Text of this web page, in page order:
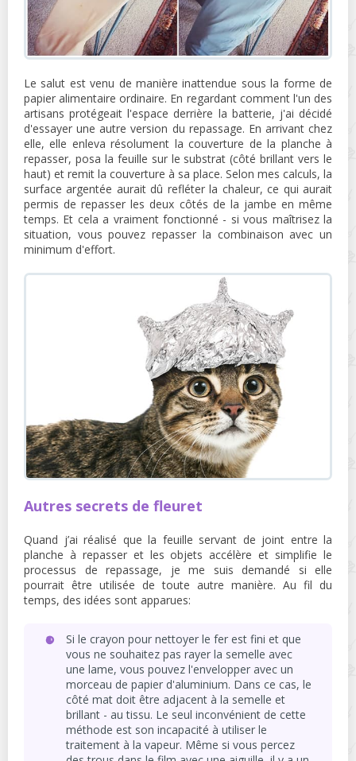
Le salut est venu de manière inattendue sous la forme de
papier alimentaire ordinaire. En regardant comment l'un des
artisans protégeait l'espace derrière la batterie, j'ai décidé
d'essayer une autre version du repassage. En arrivant chez
elle, elle enleva résolument la couverture de la planche à
repasser, posa la feuille sur le substrat (côté brillant vers le
haut) et remit la couverture à sa place. Selon mes calculs, la
surface argentée aurait dû refléter la chaleur, ce qui aurait
permis de repasser les deux côtés de la jambe en même
temps. Et cela a vraiment fonctionné - si vous maîtrisez la
situation, vous pouvez repasser la combinaison avec un
minimum d'effort.
Autres secrets de fleuret
Quand j’ai réalisé que la feuille servant de joint entre la
planche à repasser et les objets accélère et simplifie le
processus de repassage, je me suis demandé si elle
pourrait être utilisée de toute autre manière. Au fil du
temps, des idées sont apparues:
Si le crayon pour nettoyer le fer est fini et que
vous ne souhaitez pas rayer la semelle avec
une lame, vous pouvez l'envelopper avec un
morceau de papier d'aluminium. Dans ce cas, le
côté mat doit être adjacent à la semelle et
brillant - au tissu. Le seul inconvénient de cette
méthode est son incapacité à utiliser le
traitement à la vapeur. Même si vous percez